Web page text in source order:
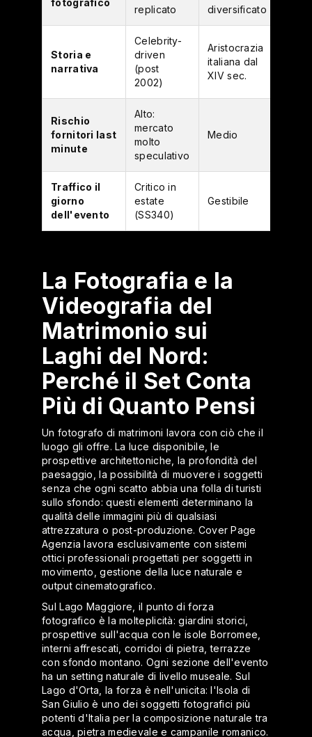
fotografico
replicato
diversificato
Storia e
narrativa
Celebrity-
driven
(post
2002)
Aristocrazia
italiana dal
XIV sec.
Rischio
fornitori last
minute
Alto:
mercato
molto
speculativo
Medio
Traffico il
giorno
dell'evento
Critico in
estate
(SS340)
Gestibile
La Fotografia e la
Videografia del
Matrimonio sui
Laghi del Nord:
Perché il Set Conta
Più di Quanto Pensi
Un fotografo di matrimoni lavora con ciò che il
luogo gli offre. La luce disponibile, le
prospettive architettoniche, la profondità del
paesaggio, la possibilità di muovere i soggetti
senza che ogni scatto abbia una folla di turisti
sullo sfondo: questi elementi determinano la
qualità delle immagini più di qualsiasi
attrezzatura o post-produzione. Cover Page
Agenzia lavora esclusivamente con sistemi
ottici professionali progettati per soggetti in
movimento, gestione della luce naturale e
output cinematografico.
Sul Lago Maggiore, il punto di forza
fotografico è la molteplicità: giardini storici,
prospettive sull'acqua con le isole Borromee,
interni affrescati, corridoi di pietra, terrazze
con sfondo montano. Ogni sezione dell'evento
ha un setting naturale di livello museale. Sul
Lago d'Orta, la forza è nell'unicita: l'Isola di
San Giulio è uno dei soggetti fotografici più
potenti d'Italia per la composizione naturale tra
acqua, pietra medievale e campanile romanico.